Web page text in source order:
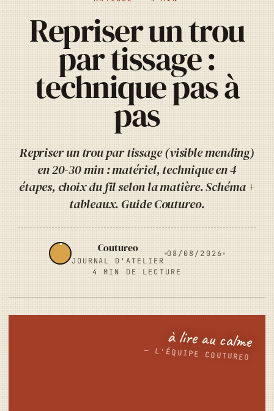
Repriser un trou
par tissage :
technique pas à
pas
Repriser un trou par tissage (visible mending)
en 20-30 min : matériel, technique en 4
étapes, choix du fil selon la matière. Schéma +
tableaux. Guide Coutureo.
Coutureo
JOURNAL D'ATELIER
08/08/2026
4 MIN DE LECTURE
à lire au calme
— L'ÉQUIPE COUTUREO